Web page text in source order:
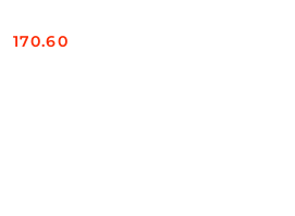
Cena:
170.60